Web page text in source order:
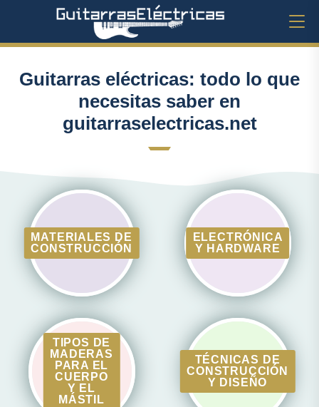
Guitarras eléctricas: todo lo que
necesitas saber en
guitarraselectricas.net
MATERIALES DE
CONSTRUCCIÓN
ELECTRÓNICA
Y HARDWARE
TIPOS DE
MADERAS
PARA EL
CUERPO
Y EL
MÁSTIL
TÉCNICAS DE
CONSTRUCCIÓN
Y DISEÑO